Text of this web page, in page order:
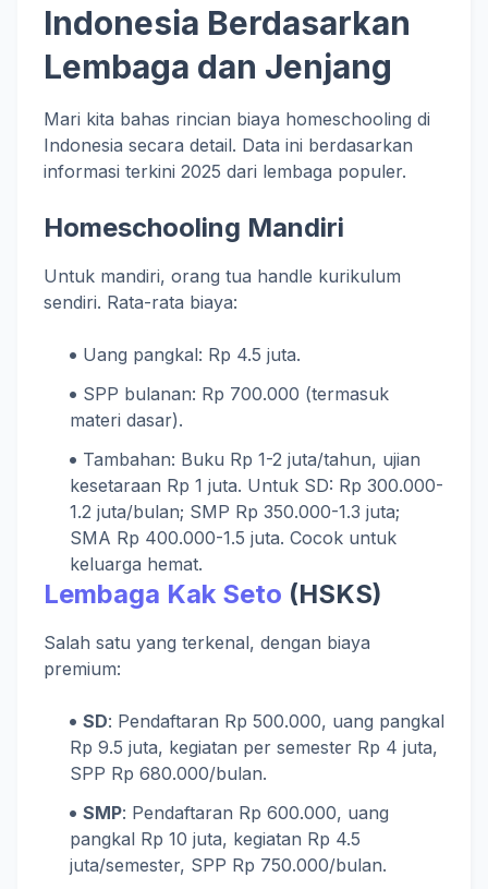
Indonesia Berdasarkan
Lembaga dan Jenjang
Mari kita bahas rincian biaya homeschooling di
Indonesia secara detail. Data ini berdasarkan
informasi terkini 2025 dari lembaga populer.
Homeschooling Mandiri
Untuk mandiri, orang tua handle kurikulum
sendiri. Rata-rata biaya:
Uang pangkal: Rp 4.5 juta.
SPP bulanan: Rp 700.000 (termasuk
materi dasar).
Tambahan: Buku Rp 1-2 juta/tahun, ujian
kesetaraan Rp 1 juta. Untuk SD: Rp 300.000-
1.2 juta/bulan; SMP Rp 350.000-1.3 juta;
SMA Rp 400.000-1.5 juta. Cocok untuk
keluarga hemat.
Lembaga Kak Seto (HSKS)
Salah satu yang terkenal, dengan biaya
premium:
SD: Pendaftaran Rp 500.000, uang pangkal
Rp 9.5 juta, kegiatan per semester Rp 4 juta,
SPP Rp 680.000/bulan.
SMP: Pendaftaran Rp 600.000, uang
pangkal Rp 10 juta, kegiatan Rp 4.5
juta/semester, SPP Rp 750.000/bulan.